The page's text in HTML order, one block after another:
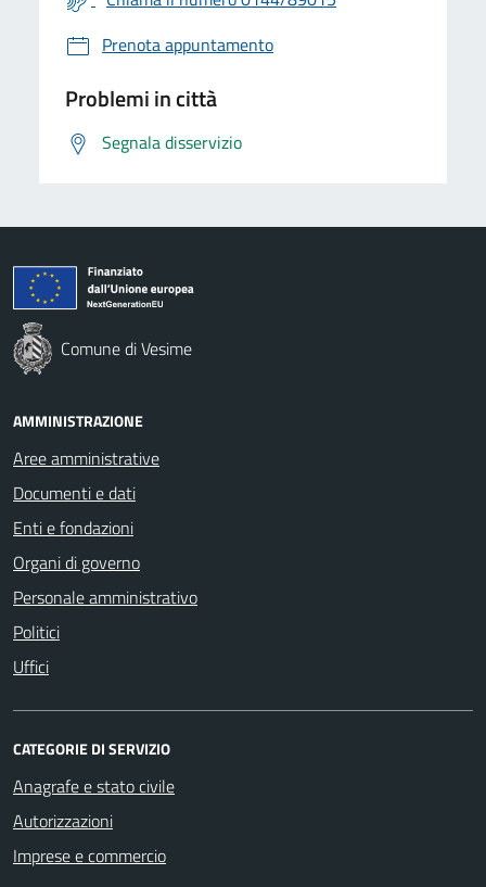
Prenota appuntamento
Problemi in città
Segnala disservizio
Comune di Vesime
AMMINISTRAZIONE
Aree amministrative
Documenti e dati
Enti e fondazioni
Organi di governo
Personale amministrativo
Politici
Uffici
CATEGORIE DI SERVIZIO
Anagrafe e stato civile
Autorizzazioni
Imprese e commercio